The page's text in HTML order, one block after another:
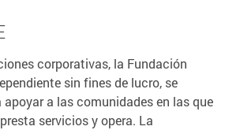
corporativas, la Fundación
sin fines de lucro, se
a las comunidades en las que
servicios y opera. La